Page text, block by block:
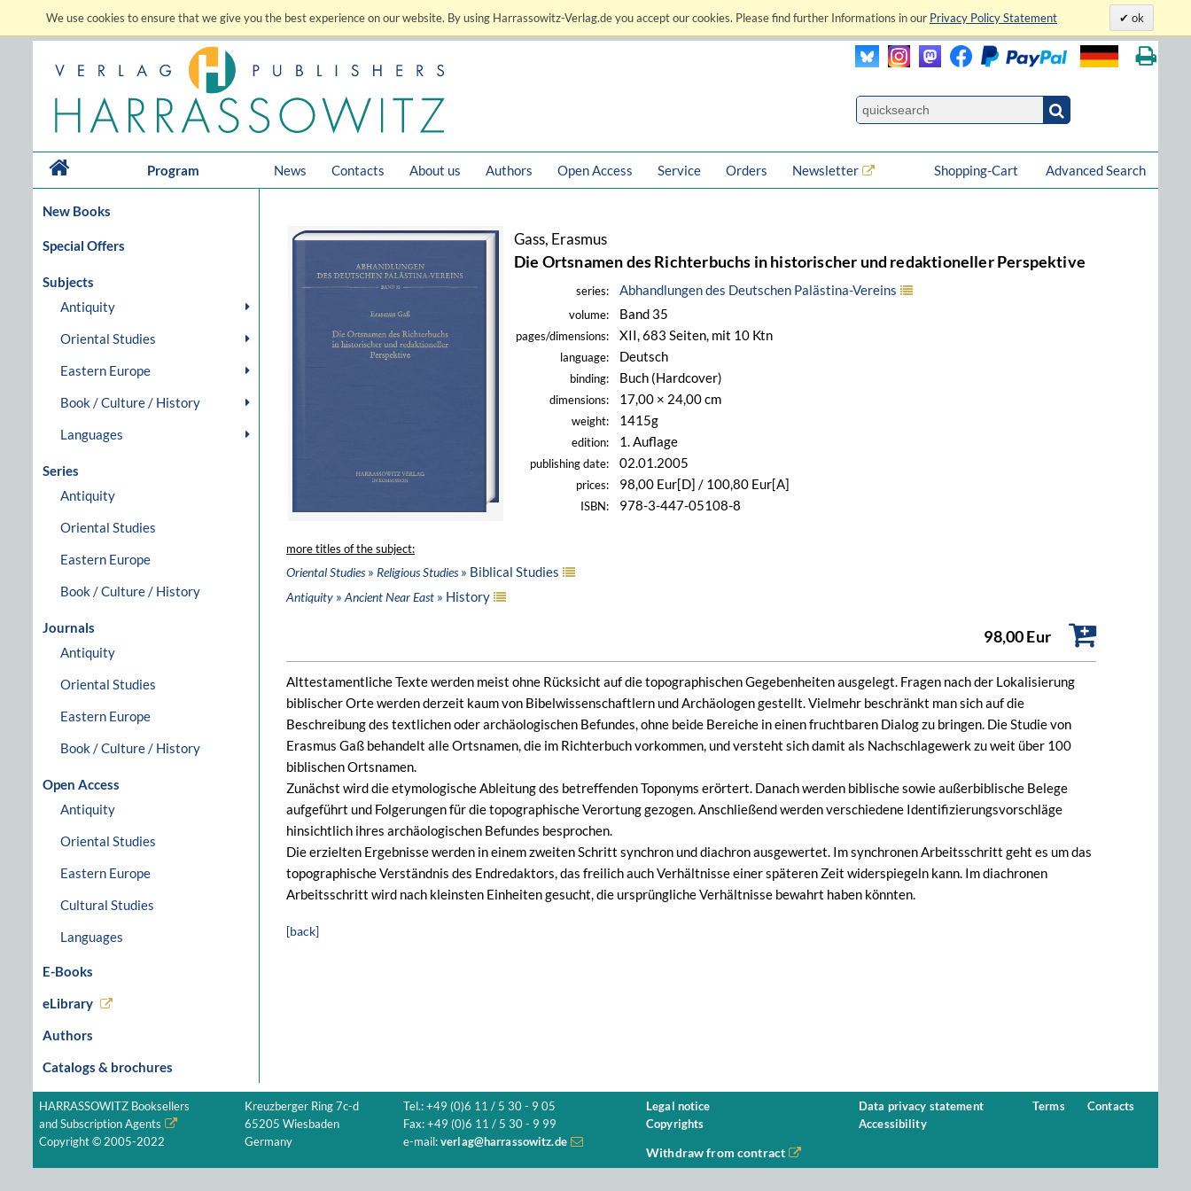
We use cookies to ensure that we give you the best experience on our website. By using Harrassowitz-Verlag.de you accept our cookies. Please find further Informations in our Privacy Policy Statement ok
Program News Contacts About us Authors Open Access Service Orders Newsletter Advanced Search
Shopping-Cart
New Books
Special Offers
Subjects
Antiquity
Oriental Studies
Eastern Europe
Book / Culture / History
Languages
Series
Antiquity
Oriental Studies
Eastern Europe
Book / Culture / History
Journals
Antiquity
Oriental Studies
Eastern Europe
Book / Culture / History
Open Access
Antiquity
Oriental Studies
Eastern Europe
Cultural Studies
Languages
E-Books
eLibrary
Authors
Catalogs & brochures
Gass, Erasmus
Die Ortsnamen des Richterbuchs in historischer und redaktioneller Perspektive
series: Abhandlungen des Deutschen Palästina-Vereins
volume: Band 35
pages/dimensions: XII, 683 Seiten, mit 10 Ktn
language: Deutsch
binding: Buch (Hardcover)
dimensions: 17,00 × 24,00 cm
weight: 1415g
edition: 1. Auflage
publishing date: 02.01.2005
prices: 98,00 Eur[D] / 100,80 Eur[A]
ISBN: 978-3-447-05108-8
more titles of the subject:
Oriental Studies» Religious Studies» Biblical Studies
Antiquity » Ancient Near East » History
98,00 Eur
Alttestamentliche Texte werden meist ohne Rücksicht auf die topographischen Gegebenheiten ausgelegt. Fragen nach der Lokalisierung
biblischer Orte werden derzeit kaum von Bibelwissenschaftlern und Archäologen gestellt. Vielmehr beschränkt man sich auf die
Beschreibung des textlichen oder archäologischen Befundes, ohne beide Bereiche in einen fruchtbaren Dialog zu bringen. Die Studie von
Erasmus Gaß behandelt alle Ortsnamen, die im Richterbuch vorkommen, und versteht sich damit als Nachschlagewerk zu weit über 100
biblischen Ortsnamen.
Zunächst wird die etymologische Ableitung des betreffenden Toponyms erörtert. Danach werden biblische sowie außerbiblische Belege
aufgeführt und Folgerungen für die topographische Verortung gezogen. Anschließend werden verschiedene Identifizierungsvorschläge
hinsichtlich ihres archäologischen Befundes besprochen.
Die erzielten Ergebnisse werden in einem zweiten Schritt synchron und diachron ausgewertet. Im synchronen Arbeitsschritt geht es um das
topographische Verständnis des Endredaktors, das freilich auch Verhältnisse einer späteren Zeit widerspiegeln kann. Im diachronen
Arbeitsschritt wird nach kleinsten Einheiten gesucht, die ursprüngliche Verhältnisse bewahrt haben könnten.
[back]
HARRASSOWITZ Booksellers
and Subscription Agents
Copyright © 2005-2022
Kreuzberger Ring 7c-d
65205 Wiesbaden
Germany
Tel.: +49 (0)6 11 / 5 30 - 9 05
Fax: +49 (0)6 11 / 5 30 - 9 99
e-mail: verlag@harrassowitz.de
Legal notice
Copyrights
Data privacy statement
Accessibility
Terms Contacts
Withdraw from contract